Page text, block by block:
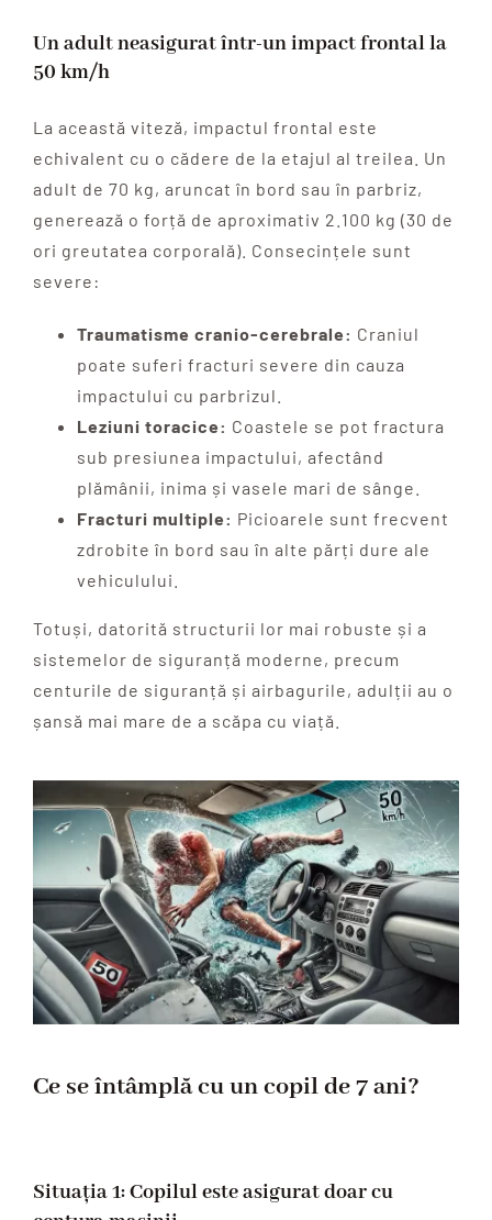
Un adult neasigurat într-un impact frontal la
50 km/h
La această viteză, impactul frontal este
echivalent cu o cădere de la etajul al treilea. Un
adult de 70 kg, aruncat în bord sau în parbriz,
generează o forță de aproximativ 2.100 kg (30 de
ori greutatea corporală). Consecințele sunt
severe:
Traumatisme cranio-cerebrale: Craniul
poate suferi fracturi severe din cauza
impactului cu parbrizul.
Leziuni toracice: Coastele se pot fractura
sub presiunea impactului, afectând
plămânii, inima și vasele mari de sânge.
Fracturi multiple: Picioarele sunt frecvent
zdrobite în bord sau în alte părți dure ale
vehiculului.
Totuși, datorită structurii lor mai robuste și a
sistemelor de siguranță moderne, precum
centurile de siguranță și airbagurile, adulții au o
șansă mai mare de a scăpa cu viață.
Ce se întâmplă cu un copil de 7 ani?
Situația 1: Copilul este asigurat doar cu